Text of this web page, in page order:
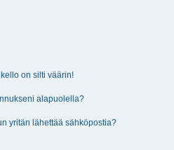
on silti väärin!
alapuolella?
yritän lähettää sähköpostia?